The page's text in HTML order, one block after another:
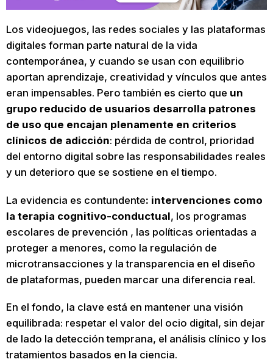
Los videojuegos, las redes sociales y las plataformas
digitales forman parte natural de la vida
contemporánea, y cuando se usan con equilibrio
aportan aprendizaje, creatividad y vínculos que antes
eran impensables. Pero también es cierto que un
grupo reducido de usuarios desarrolla patrones
de uso que encajan plenamente en criterios
clínicos de adicción: pérdida de control, prioridad
del entorno digital sobre las responsabilidades reales
y un deterioro que se sostiene en el tiempo.
La evidencia es contundente: intervenciones como
la terapia cognitivo-conductual, los programas
escolares de prevención , las políticas orientadas a
proteger a menores, como la regulación de
microtransacciones y la transparencia en el diseño
de plataformas, pueden marcar una diferencia real.
En el fondo, la clave está en mantener una visión
equilibrada: respetar el valor del ocio digital, sin dejar
de lado la detección temprana, el análisis clínico y los
tratamientos basados en la ciencia.